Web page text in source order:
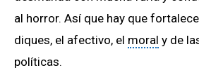
al horror. Así que hay que
diques, el afectivo, el moral y de
políticas.